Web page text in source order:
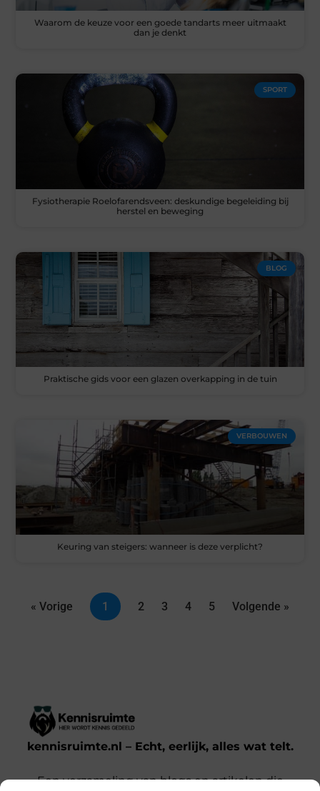
Waarom de keuze voor een goede tandarts meer uitmaakt
dan je denkt
SPORT
Fysiotherapie Roelofarendsveen: deskundige begeleiding bij
herstel en beweging
BLOG
Praktische gids voor een glazen overkapping in de tuin
VERBOUWEN
Keuring van steigers: wanneer is deze verplicht?
« Vorige 1 2 3 4 5 Volgende »
kennisruimte.nl – Echt, eerlijk, alles wat telt.
Een verzameling van blogs en artikelen die